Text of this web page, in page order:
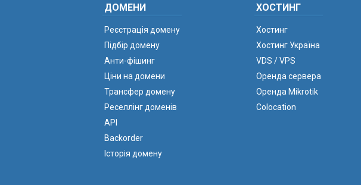
ДОМЕНИ
Реєстрація домену
Підбір домену
Анти-фішинг
Ціни на домени
Трансфер домену
Реселлінг доменів
API
Backorder
Історія домену
ХОСТИНГ
Хостинг
Хостинг Україна
VDS / VPS
Оренда сервера
Оренда Mikrotik
Colocation